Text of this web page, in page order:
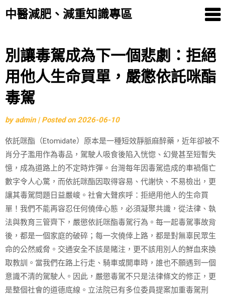
中醫減肥、減重知識專區
Skip
to
content
別讓毒駕成為下一個悲劇：拒絕
用他人生命買單，嚴懲依託咪酯
毒駕
byadmin | Posted on2026-06-10
依託咪酯（Etomidate）原本是一種短效靜脈麻醉藥，近年卻被不
肖分子濫用作為毒品，駕駛人吸食後陷入恍惚、幻覺甚至短暫失
憶，成為道路上的不定時炸彈。台灣每年因毒駕造成的車禍傷亡
數字令人心驚，而依託咪酯因取得容易、代謝快、不易檢出，更
讓其毒駕問題日益嚴峻。社會大聲疾呼：拒絕用他人的生命買
單！我們不能再容忍任何僥倖心態，必須凝聚共識，從法律、執
法與教育三管齊下，嚴懲依託咪酯毒駕行為。每一起毒駕事故背
後，都是一個家庭的破碎；每一次僥倖上路，都是對無辜民眾生
命的公然威脅。交通安全不該是賭注，更不該用別人的鮮血來換
取教訓。當我們在路上行走、騎車或開車時，誰也不願遇到一個
意識不清的駕駛人。因此，嚴懲毒駕不只是法律條文的修正，更
是整個社會的道德底線。立法院已有多位委員提案加重毒駕刑